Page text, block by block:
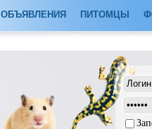
ОБЪЯВЛЕНИЯ ПИТОМЦЫ